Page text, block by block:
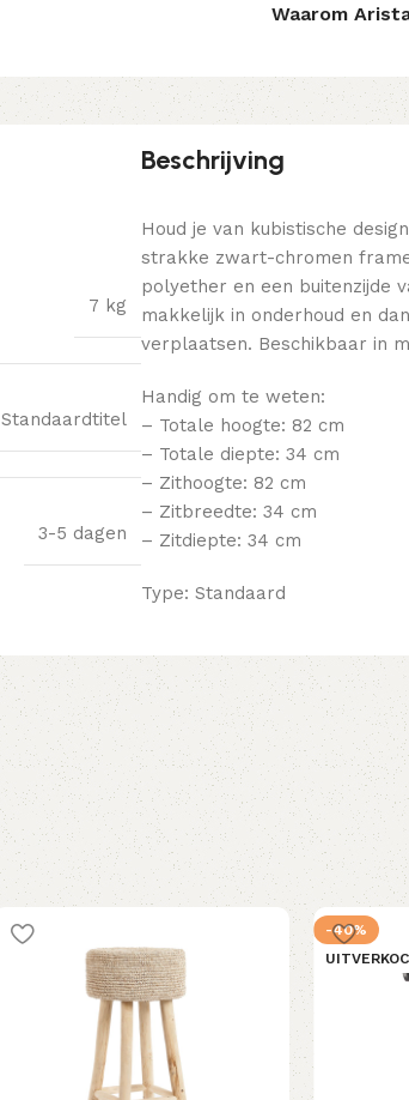
Waarom
7 kg
Standaardtitel
3-5 dagen
Beschrijving
Houd je van kubistische
strakke zwart-chromen
polyether en een buitenzijde
makkelijk in onderhoud en
verplaatsen. Beschikbaar in
Handig om te weten:
– Totale hoogte: 82 cm
– Totale diepte: 34 cm
– Zithoogte: 82 cm
– Zitbreedte: 34 cm
– Zitdiepte: 34 cm
Type: Standaard
-40%